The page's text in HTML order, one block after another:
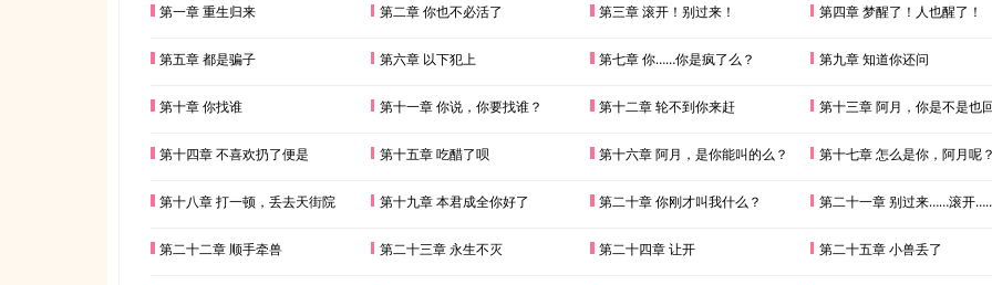
第一章 重生归来 第二章 你也不必活了 第三章 滚开！别过来！ 第四章 梦醒了！人也醒了！
第五章 都是骗子 第六章 以下犯上 第七章 你……你是疯了么？ 第九章 知道你还问
第十章 你找谁 第十一章 你说，你要找谁？ 第十二章 轮不到你来赶 第十三章 阿月，你是不是也回来
第十四章 不喜欢扔了便是 第十五章 吃醋了呗 第十六章 阿月，是你能叫的么？ 第十七章 怎么是你，阿月呢
第十八章 打一顿，丢去天街院 第十九章 本君成全你好了 第二十章 你刚才叫我什么？ 第二十一章 别过来……滚开
第二十二章 顺手牵兽 第二十三章 永生不灭 第二十四章 让开 第二十五章 小兽丢了